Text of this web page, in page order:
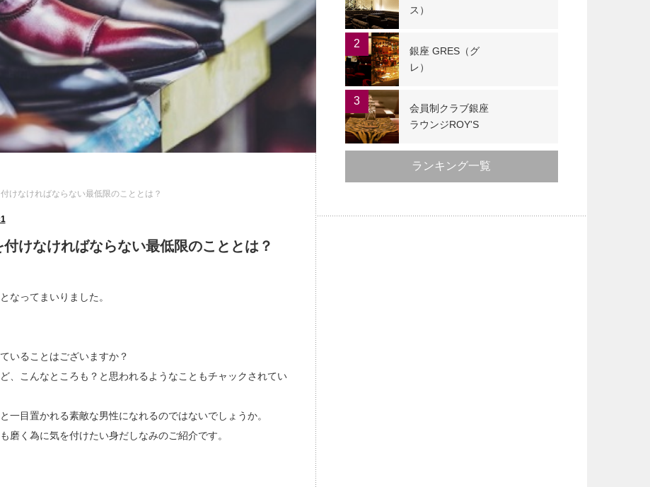
けなければならない最低限のこととは？
けなければならない最低限のこととは？
なってまいりました。
いることはございますか？
、こんなところも？と思われるようなこともチャックされてい
一目置かれる素敵な男性になれるのではないでしょうか。
磨く為に気を付けたい身だしなみのご紹介です。
ス）
2
銀座 GRES（グ
レ）
3
会員制クラブ銀座
ラウンジROY'S
ランキング一覧